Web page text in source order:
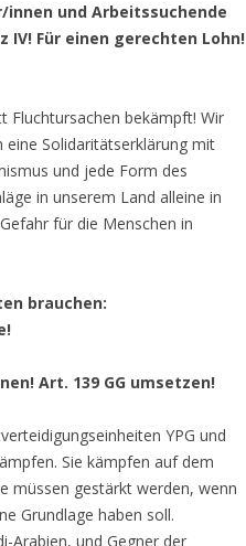
und Arbeitssuchende
Für einen gerechten Lohn!
Fluchtursachen bekämpft! Wir
Solidaritätserklärung mit
und jede Form des
in unserem Land alleine in
für die Menschen in
brauchen:
Art. 139 GG umsetzen!
YPG und
Sie kämpfen auf dem
müssen gestärkt werden, wenn
Grundlage haben soll.
Arabien, und Gegner der